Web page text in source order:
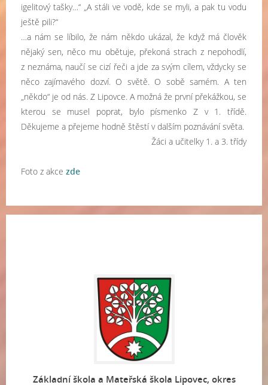
igelitový tašky…“ „A stáli ve vodě, kde se myli, a pak tu vodu
ještě pili?“
…a nám se líbilo, že nám někdo ukázal, že když má člověk
nějaký sen, něco mu obětuje, překoná strach z nepohodlí,
z neznáma, naučí se cizí řeči a jde za svým cílem, vždycky se
něco zajímavého dozví. O světě. O sobě samém. A ten
„někdo“ je od nás. Z Lipovce. A možná že první překážkou, se
kterou se musel poprat, bylo písmenko Z v 1. třídě.
Děkujeme a přejeme hodně štěstí v dalším poznávání světa.
Žáci a učitelky 1. a 3. třídy
Foto z akce zde
Základní škola a Mateřská škola Lipovec, okres